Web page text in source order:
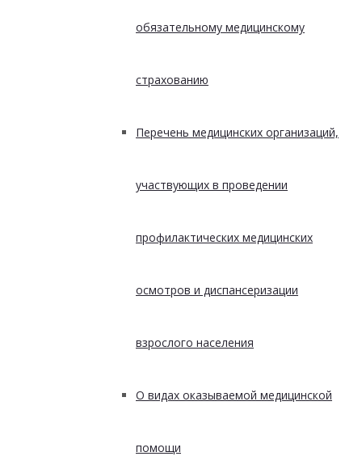
обязательному медицинскому
страхованию
Перечень медицинских организаций,
участвующих в проведении
профилактических медицинских
осмотров и диспансеризации
взрослого населения
О видах оказываемой медицинской
помощи